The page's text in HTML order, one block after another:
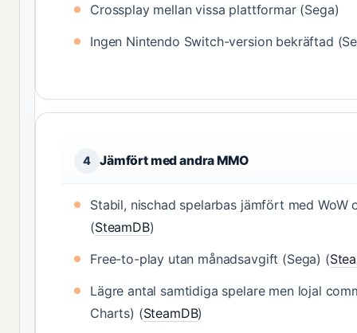
Crossplay mellan vissa plattformar (Sega)
Ingen Nintendo Switch-version bekräftad
4 Jämfört med andra MMO
Stabil, nischad spelarbas jämfört med WoW
(SteamDB)
Free-to-play utan månadsavgift (Sega) (
Lägre antal samtidiga spelare men lojal
Charts) (SteamDB)